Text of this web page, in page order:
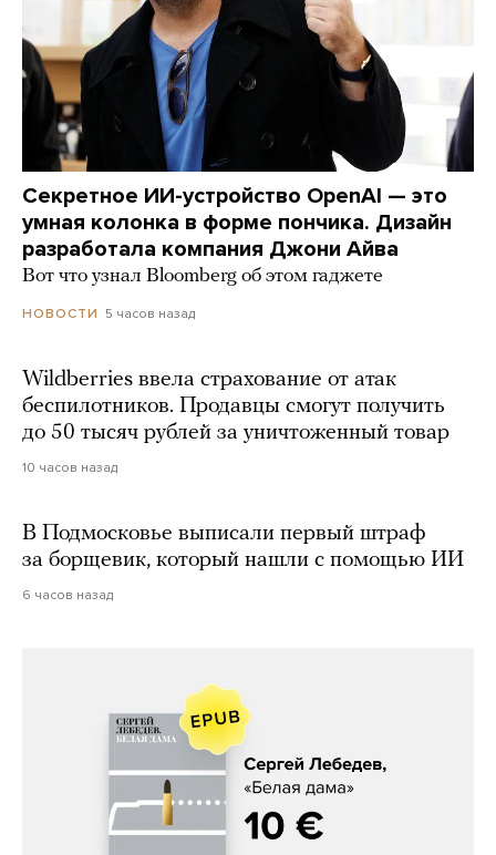
Секретное ИИ-устройство OpenAI — это
умная колонка в форме пончика. Дизайн
разработала компания Джони Айва
Вот что узнал Bloomberg об этом гаджете
НОВОСТИ 5 часов назад
Wildberries ввела страхование от атак
беспилотников. Продавцы смогут получить
до 50 тысяч рублей за уничтоженный товар
10 часов назад
В Подмосковье выписали первый штраф
за борщевик, который нашли с помощью ИИ
6 часов назад